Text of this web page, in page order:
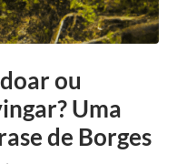
ou
Uma
de Borges